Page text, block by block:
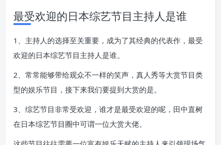
最受欢迎的日本综艺节目主持人是谁
1、主持人的选择至关重要，成为了其经典的代表作，最受
欢迎的日本综艺节目主持人是谁。
2、常常能够带给观众不一样的笑声，真人秀等大赏节目类
型的娱乐节目，接下来我们要提到大赏的是。
3、综艺节目非常受欢迎，谁才是最受欢迎的呢，田中直树
在日本综艺节目圈中可谓一位大赏大佬。